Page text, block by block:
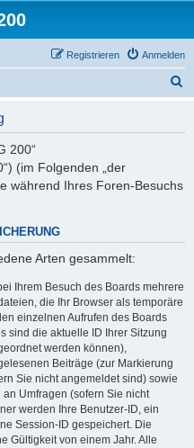
Anmelden
Registrieren
200“
(im Folgenden „der
während Ihres Foren-Besuchs
Arten gesammelt:
Ihrem Besuch des Boards mehrere
die Ihr Browser als temporäre
einzelnen Aufrufen des Boards
sind die aktuelle ID Ihrer Sitzung
werden können),
Beiträge (zur Markierung
Sie nicht angemeldet sind) sowie
Umfragen (sofern Sie nicht
werden Ihre Benutzer-ID, ein
Session-ID gespeichert. Die
Gültigkeit von einem Jahr. Alle